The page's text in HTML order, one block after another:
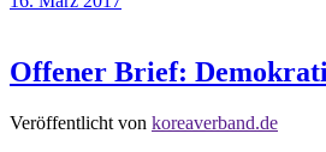
Offener Brief:
Veröffentlicht von koreaverband.de